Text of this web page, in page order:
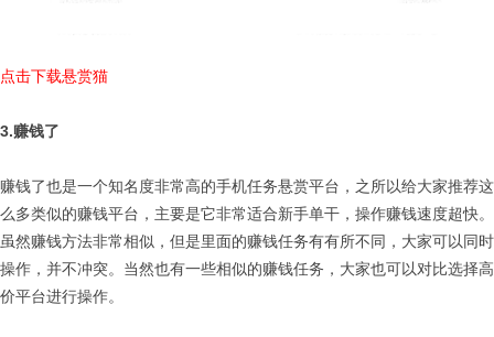
点击下载悬赏猫
3.赚钱了
赚钱了也是一个知名度非常高的手机任务悬赏平台，之所以给大家推荐这
么多类似的赚钱平台，主要是它非常适合新手单干，操作赚钱速度超快。
虽然赚钱方法非常相似，但是里面的赚钱任务有有所不同，大家可以同时
操作，并不冲突。当然也有一些相似的赚钱任务，大家也可以对比选择高
价平台进行操作。